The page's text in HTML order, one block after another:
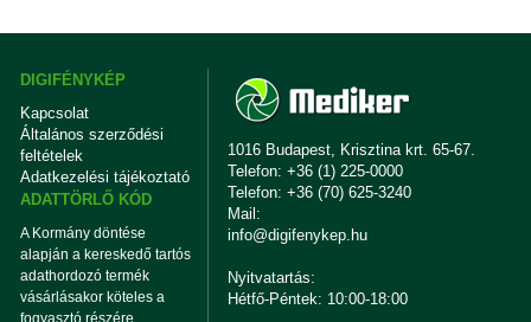
DIGIFÉNYKÉP
Kapcsolat
Általános szerződési
feltételek
Adatkezelési tájékoztató
ADATTÖRLŐ KÓD
A Kormány döntése
alapján a kereskedő tartós
adathordozó termék
vásárlásakor köteles a
fogyasztó részére
1016 Budapest, Krisztina krt. 65-67.
Telefon: +36 (1) 225-0000
Telefon: +36 (70) 625-3240
Mail:
info@digifenykep.hu
Nyitvatartás:
Hétfő-Péntek: 10:00-18:00